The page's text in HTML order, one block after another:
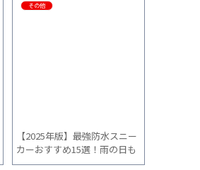
その他
【2025年版】最強防水スニー
カーおすすめ15選！雨の日も
おしゃれに快適【選び方ガイ